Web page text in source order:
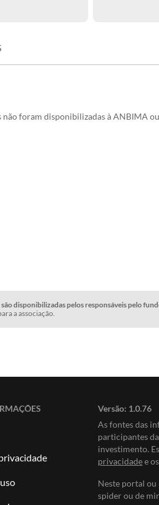
foram disponibilizadas à ANBIMA
disponibilizadas pelos responsáveis pelo
a associação.
Versão: 1.0.76
As fontes das
participantes
investimento.
privacidadee os
Neste portal
spider ou de